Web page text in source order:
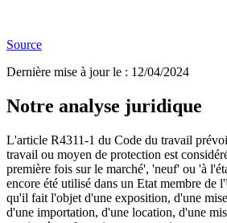
Source
Dernière mise à jour le : 12/04/2024
Notre analyse juridique
L'article R4311-1 du Code du travail
travail ou moyen de protection est
première fois sur le marché', 'neuf' ou 'à
encore été utilisé dans un Etat membre de
qu'il fait l'objet d'une exposition, d'une
d'une importation, d'une location, d'une